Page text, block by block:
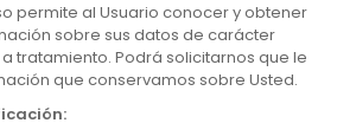
permite al Usuario conocer y obtener
sobre sus datos de carácter
tratamiento. Podrá solicitarnos que le
que conservamos sobre Usted.